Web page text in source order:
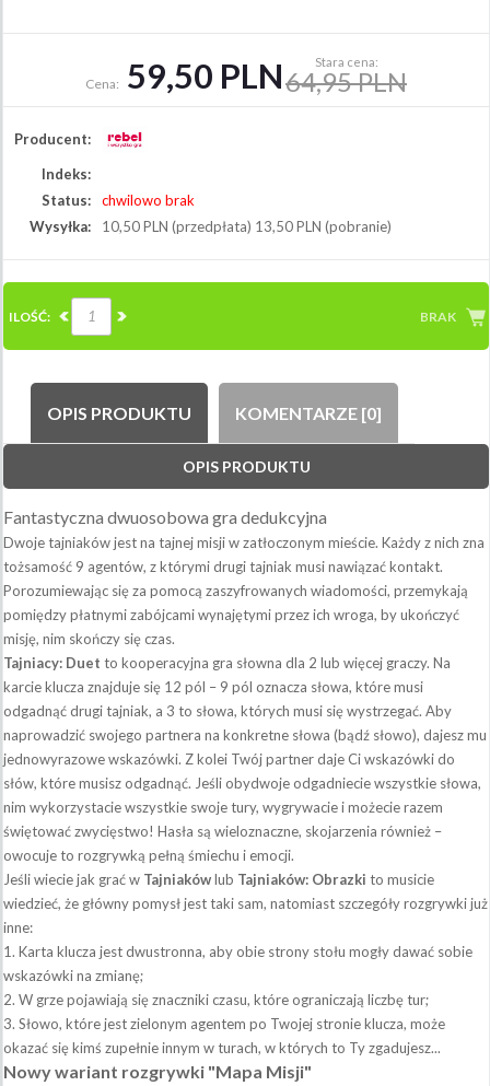
Cena: 59,50 PLN Stara cena:
64,95 PLN
Producent:
Indeks:
Status:
chwilowo brak
Wysyłka:
10,50 PLN (przedpłata) 13,50 PLN (pobranie)
BRAK
ILOŚĆ:
OPIS PRODUKTU KOMENTARZE [0]
OPIS PRODUKTU
Fantastyczna dwuosobowa gra dedukcyjna
Dwoje tajniaków jest na tajnej misji w zatłoczonym mieście. Każdy z nich zna
tożsamość 9 agentów, z którymi drugi tajniak musi nawiązać kontakt.
Porozumiewając się za pomocą zaszyfrowanych wiadomości, przemykają
pomiędzy płatnymi zabójcami wynajętymi przez ich wroga, by ukończyć
misję, nim skończy się czas.
Tajniacy: Duet to kooperacyjna gra słowna dla 2 lub więcej graczy. Na
karcie klucza znajduje się 12 pól – 9 pól oznacza słowa, które musi
odgadnąć drugi tajniak, a 3 to słowa, których musi się wystrzegać. Aby
naprowadzić swojego partnera na konkretne słowa (bądź słowo), dajesz mu
jednowyrazowe wskazówki. Z kolei Twój partner daje Ci wskazówki do
słów, które musisz odgadnąć. Jeśli obydwoje odgadniecie wszystkie słowa,
nim wykorzystacie wszystkie swoje tury, wygrywacie i możecie razem
świętować zwycięstwo! Hasła są wieloznaczne, skojarzenia również –
owocuje to rozgrywką pełną śmiechu i emocji.
Jeśli wiecie jak grać w Tajniakówlub Tajniaków: Obrazki to musicie
wiedzieć, że główny pomysł jest taki sam, natomiast szczegóły rozgrywki już
inne:
Karta klucza jest dwustronna, aby obie strony stołu mogły dawać sobie
wskazówki na zmianę;
W grze pojawiają się znaczniki czasu, które ograniczają liczbę tur;
Słowo, które jest zielonym agentem po Twojej stronie klucza, może
okazać się kimś zupełnie innym w turach, w których to Ty zgadujesz...
Nowy wariant rozgrywki "Mapa Misji"